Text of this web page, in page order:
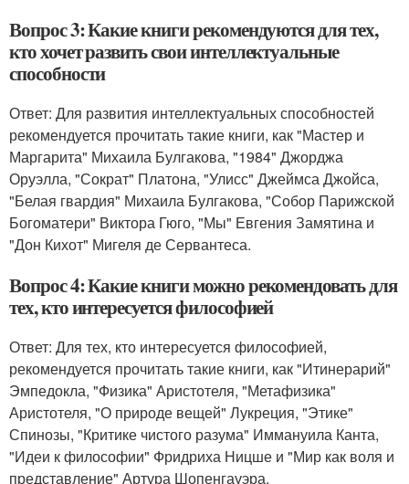
Вопрос 3: Какие книги рекомендуются для тех,
кто хочет развить свои интеллектуальные
способности
Ответ: Для развития интеллектуальных способностей
рекомендуется прочитать такие книги, как "Мастер и
Маргарита" Михаила Булгакова, "1984" Джорджа
Оруэлла, "Сократ" Платона, "Улисс" Джеймса Джойса,
"Белая гвардия" Михаила Булгакова, "Собор Парижской
Богоматери" Виктора Гюго, "Мы" Евгения Замятина и
"Дон Кихот" Мигеля де Сервантеса.
Вопрос 4: Какие книги можно рекомендовать для
тех, кто интересуется философией
Ответ: Для тех, кто интересуется философией,
рекомендуется прочитать такие книги, как "Итинерарий"
Эмпедокла, "Физика" Аристотеля, "Метафизика"
Аристотеля, "О природе вещей" Лукреция, "Этике"
Спинозы, "Критике чистого разума" Иммануила Канта,
"Идеи к философии" Фридриха Ницше и "Мир как воля и
представление" Артура Шопенгауэра.